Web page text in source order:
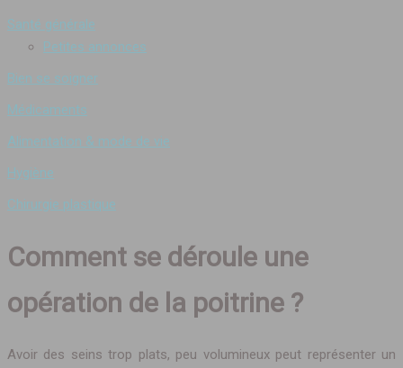
Santé générale
Petites annonces
Bien se soigner
Médicaments
Alimentation & mode de vie
Hygiène
Chirurgie plastique
Comment se déroule une
opération de la poitrine ?
Avoir des seins trop plats, peu volumineux peut représenter un